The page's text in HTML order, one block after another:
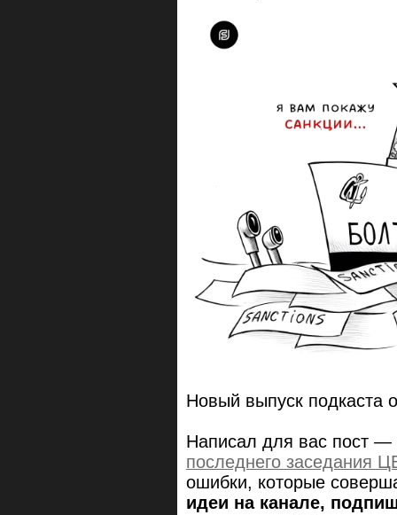
Новый выпуск подкаста
Написал для вас пост —
последнего заседания
ошибки, которые
идеи на канале,